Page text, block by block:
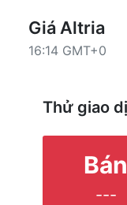
phiếu Altria –
các nút ở góc
khách hàng
trên biểu đồ sẽ
Giá Altria
16:14 GMT+0
Thử giao
Bán
---